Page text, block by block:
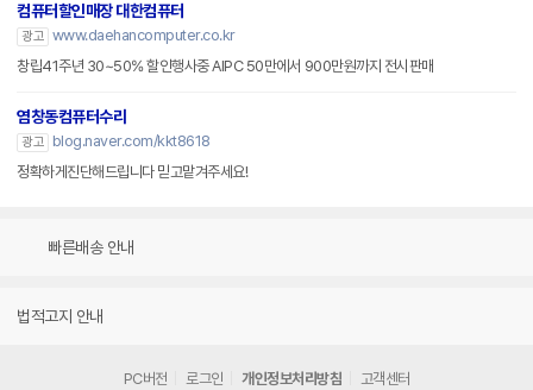
컴퓨터할인매장 대한컴퓨터
광고 www.daehancomputer.co.kr
창립41주년 30~50% 할인행사중 AIPC 50만에서 900만원까지 전시판매
염창동컴퓨터수리
광고
blog.naver.com/kkt8618
정확하게진단해드립니다 믿고맡겨주세요!
빠른배송 안내
법적고지 안내
PC버전 로그인 개인정보처리방침 고객센터